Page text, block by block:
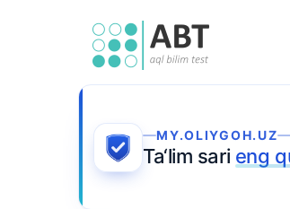
MY.OLIYGOH.UZ
Ta‘lim sari eng